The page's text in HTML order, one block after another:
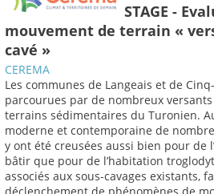
STAGE -
mouvement de terrain «
cavé »
CEREMA
Les communes de Langeais et de
parcourues par de nombreux versants
terrains sédimentaires du Turonien.
moderne et contemporaine de
y ont été creusées aussi bien pour de
bâtir que pour de l’habitation
associés aux sous-cavages existants,